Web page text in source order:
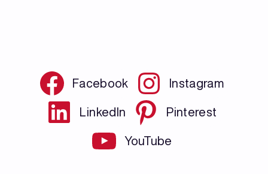
Facebook Instagram
LinkedIn Pinterest
YouTube